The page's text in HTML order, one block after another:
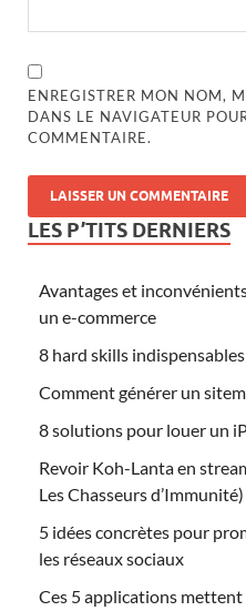
ENREGISTRER MON NOM,
DANS LE NAVIGATEUR
COMMENTAIRE.
LES P’TITS DERNIERS
Avantages et
un e-commerce
8 hard skills
Comment générer un
8 solutions pour louer un
Revoir Koh-Lanta en
Les Chasseurs d’Immunité)
5 idées concrètes pour
les réseaux sociaux
Ces 5 applications